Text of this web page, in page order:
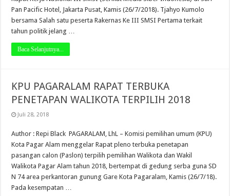
Pan Pacific Hotel, Jakarta Pusat, Kamis (26/7/2018). Tjahyo Kumolo
bersama Salah satu peserta Rakernas Ke III SMSI Pertama terkait
tahun politik jelang …
Baca Selanjutnya...
KPU PAGARALAM RAPAT TERBUKA
PENETAPAN WALIKOTA TERPILIH 2018
Juli 28, 2018
Author : Repi Black PAGARALAM, LhL – Komisi pemilihan umum (KPU)
Kota Pagar Alam menggelar Rapat pleno terbuka penetapan
pasangan calon (Paslon) terpilih pemilihan Walikota dan Wakil
Walikota Pagar Alam tahun 2018, bertempat di gedung serba guna SD
N 74 area perkantoran gunung Gare Kota Pagaralam, Kamis (26/7/18).
Pada kesempatan …